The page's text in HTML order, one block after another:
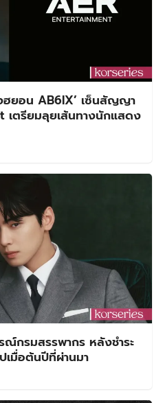
ฮยอน AB6IX’ เซ็นสัญญา
เตรียมลุยเส้นทางนักแสดง
ณ์กรมสรรพากร หลังชำระ
เมื่อต้นปีที่ผ่านมา